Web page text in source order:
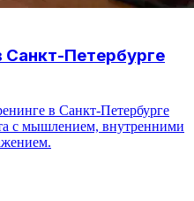
Санкт-Петербурге
в Санкт-Петербурге
с мышлением, внутренними